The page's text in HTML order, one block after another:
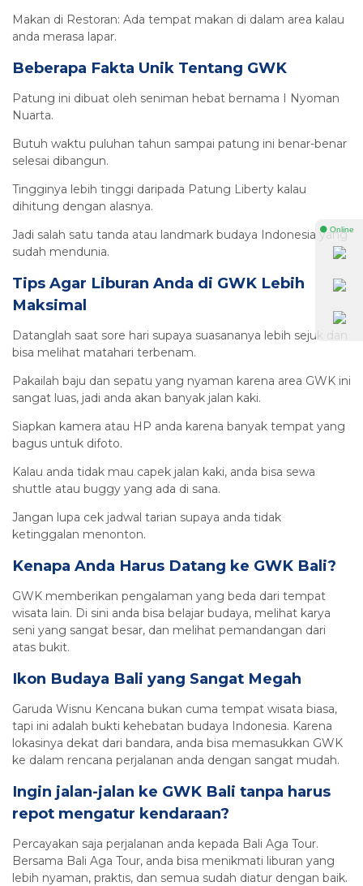
Makan di Restoran: Ada tempat makan di dalam area kalau
anda merasa lapar.
Beberapa Fakta Unik Tentang GWK
Patung ini dibuat oleh seniman hebat bernama I Nyoman
Nuarta.
Butuh waktu puluhan tahun sampai patung ini benar-benar
selesai dibangun.
Tingginya lebih tinggi daripada Patung Liberty kalau
dihitung dengan alasnya.
Jadi salah satu tanda atau landmark budaya Indonesia yang
sudah mendunia.
Tips Agar Liburan Anda di GWK Lebih
Maksimal
Datanglah saat sore hari supaya suasananya lebih sejuk dan
bisa melihat matahari terbenam.
Pakailah baju dan sepatu yang nyaman karena area GWK ini
sangat luas, jadi anda akan banyak jalan kaki.
Siapkan kamera atau HP anda karena banyak tempat yang
bagus untuk difoto.
Kalau anda tidak mau capek jalan kaki, anda bisa sewa
shuttle atau buggy yang ada di sana.
Jangan lupa cek jadwal tarian supaya anda tidak
ketinggalan menonton.
Kenapa Anda Harus Datang ke GWK Bali?
GWK memberikan pengalaman yang beda dari tempat
wisata lain. Di sini anda bisa belajar budaya, melihat karya
seni yang sangat besar, dan melihat pemandangan dari
atas bukit.
Ikon Budaya Bali yang Sangat Megah
Garuda Wisnu Kencana bukan cuma tempat wisata biasa,
tapi ini adalah bukti kehebatan budaya Indonesia. Karena
lokasinya dekat dari bandara, anda bisa memasukkan GWK
ke dalam rencana perjalanan anda dengan sangat mudah.
Ingin jalan-jalan ke GWK Bali tanpa harus
repot mengatur kendaraan?
Percayakan saja perjalanan anda kepada Bali Aga Tour.
Bersama Bali Aga Tour, anda bisa menikmati liburan yang
lebih nyaman, praktis, dan semua sudah diatur dengan baik.
⚫ Online